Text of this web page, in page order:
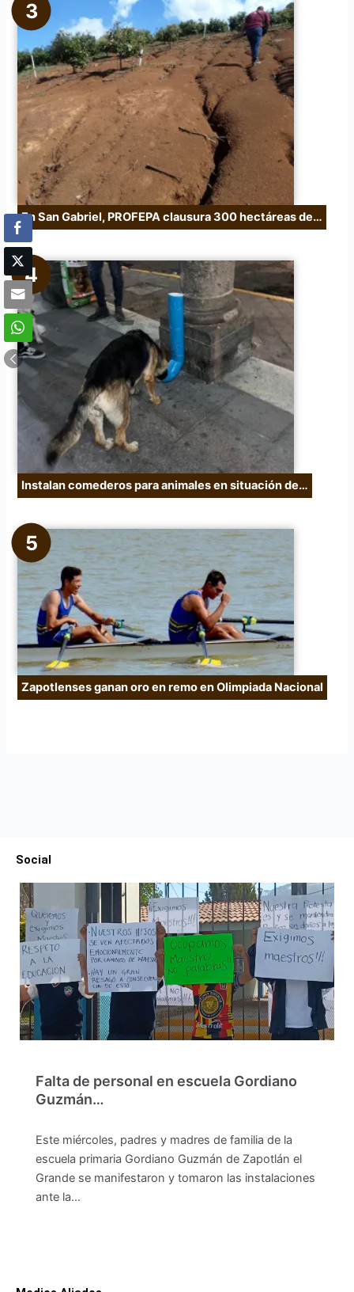
En San Gabriel, PROFEPA clausura 300 hectáreas de…
Instalan comederos para animales en situación de…
Zapotlenses ganan oro en remo en Olimpiada Nacional
Social
Falta de personal en escuela Gordiano
Guzmán…
Este miércoles, padres y madres de familia de la
escuela primaria Gordiano Guzmán de Zapotlán el
Grande se manifestaron y tomaron las instalaciones
ante la…